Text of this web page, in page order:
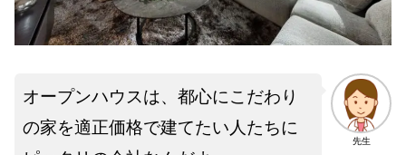
先生
オープンハウスは、都心にこだわり
の家を適正価格で建てたい人たちに